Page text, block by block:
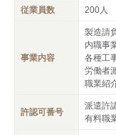
従業員数 200人
事業内容
製造請
内職事
各種工
労働者
職業紹
許認可番号
派遣許
有料職